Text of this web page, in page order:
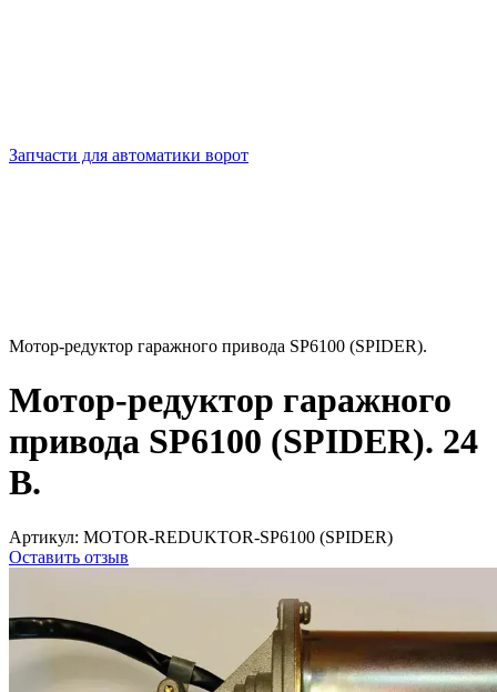
Запчасти для автоматики ворот
Мотор-редуктор гаражного привода SP6100 (SPIDER).
Мотор-редуктор гаражного
привода SP6100 (SPIDER). 24
В.
Артикул: MOTOR-REDUKTOR-SP6100 (SPIDER)
Оставить отзыв